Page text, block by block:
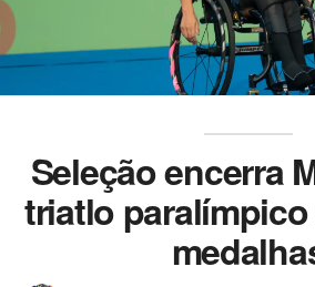
Seleção encerra
triatlo